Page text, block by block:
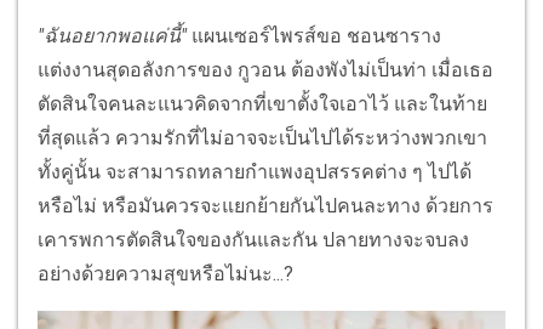
"ฉันอยากพอแค่นี้"แผนเซอร์ไพรส์ขอ ชอนซาราง
แต่งงานสุดอลังการของ กูวอน ต้องพังไม่เป็นท่า เมื่อเธอ
ตัดสินใจคนละแนวคิดจากที่เขาตั้งใจเอาไว้ และในท้าย
ที่สุดแล้ว ความรักที่ไม่อาจจะเป็นไปได้ระหว่างพวกเขา
ทั้งคู่นั้น จะสามารถทลายกำแพงอุปสรรคต่าง ๆ ไปได้
หรือไม่ หรือมันควรจะแยกย้ายกันไปคนละทาง ด้วยการ
เคารพการตัดสินใจของกันและกัน ปลายทางจะจบลง
อย่างด้วยความสุขหรือไม่นะ...?